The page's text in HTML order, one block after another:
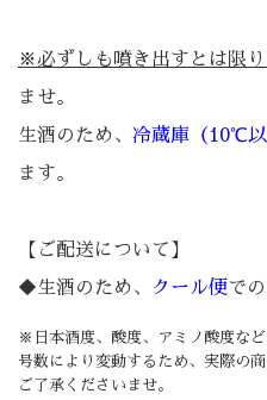
※必ずしも噴き出すとは限り
ませ。
生酒のため、 冷蔵庫（10℃以
ます。
【ご配送について】
◆生酒のため、
クール便で
※日本酒度、酸度、アミノ酸度な
号数により変動するため、実際の
ご了承くださいませ。